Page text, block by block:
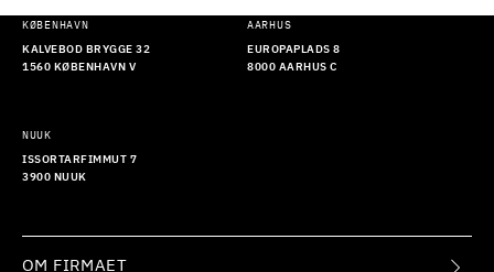
KØBENHAVN
KALVEBOD BRYGGE 32
1560 KØBENHAVN V
AARHUS
EUROPAPLADS 8
8000 AARHUS C
NUUK
ISSORTARFIMMUT 7
3900 NUUK
OM FIRMAET